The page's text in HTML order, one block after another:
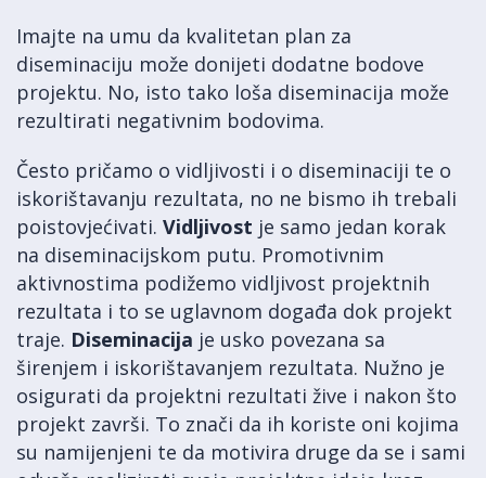
Imajte na umu da kvalitetan plan za
diseminaciju može donijeti dodatne bodove
projektu. No, isto tako loša diseminacija može
rezultirati negativnim bodovima.
Često pričamo o vidljivosti i o diseminaciji te o
iskorištavanju rezultata, no ne bismo ih trebali
poistovjećivati. Vidljivost je samo jedan korak
na diseminacijskom putu. Promotivnim
aktivnostima podižemo vidljivost projektnih
rezultata i to se uglavnom događa dok projekt
traje. Diseminacija je usko povezana sa
širenjem i iskorištavanjem rezultata. Nužno je
osigurati da projektni rezultati žive i nakon što
projekt završi. To znači da ih koriste oni kojima
su namijenjeni te da motivira druge da se i sami